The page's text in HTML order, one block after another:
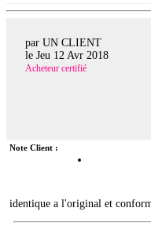
par UN CLIENT
le Jeu 12 Avr 2018
Acheteur certifié
Note Client :
identique a l'original et